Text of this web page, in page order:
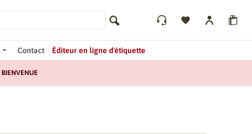
Contact Éditeur en ligne d'étiquette
BIENVENUE